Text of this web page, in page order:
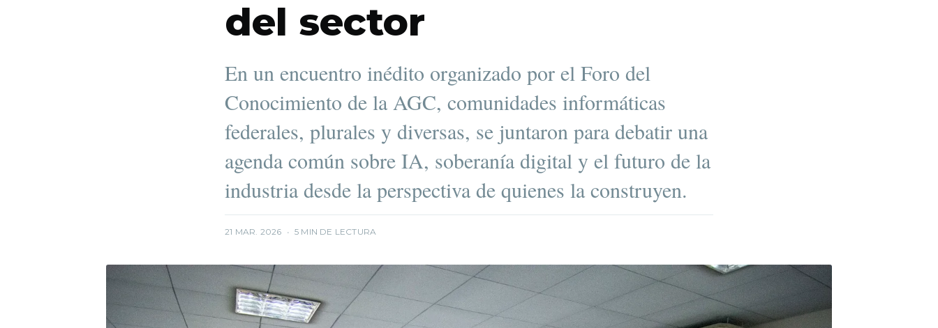
del sector
En un encuentro inédito organizado por el Foro del
Conocimiento de la AGC, comunidades informáticas
federales, plurales y diversas, se juntaron para debatir una
agenda común sobre IA, soberanía digital y el futuro de la
industria desde la perspectiva de quienes la construyen.
21 MAR. 2026 • 5 MIN DE LECTURA